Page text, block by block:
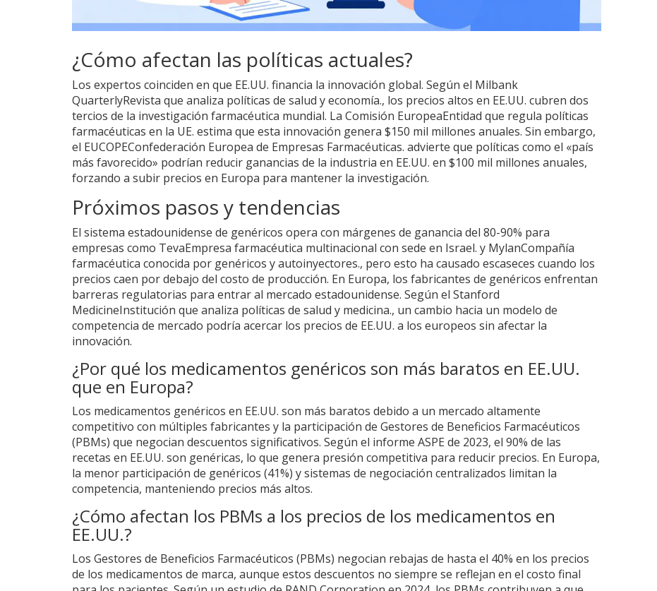
¿Cómo afectan las políticas actuales?
Los expertos coinciden en que EE.UU. financia la innovación global. Según el Milbank
QuarterlyRevista que analiza políticas de salud y economía., los precios altos en EE.UU. cubren dos
tercios de la investigación farmacéutica mundial. La Comisión EuropeaEntidad que regula políticas
farmacéuticas en la UE. estima que esta innovación genera $150 mil millones anuales. Sin embargo,
el EUCOPEConfederación Europea de Empresas Farmacéuticas. advierte que políticas como el «país
más favorecido» podrían reducir ganancias de la industria en EE.UU. en $100 mil millones anuales,
forzando a subir precios en Europa para mantener la investigación.
Próximos pasos y tendencias
El sistema estadounidense de genéricos opera con márgenes de ganancia del 80-90% para
empresas como TevaEmpresa farmacéutica multinacional con sede en Israel. y MylanCompañía
farmacéutica conocida por genéricos y autoinyectores., pero esto ha causado escaseces cuando los
precios caen por debajo del costo de producción. En Europa, los fabricantes de genéricos enfrentan
barreras regulatorias para entrar al mercado estadounidense. Según el Stanford
MedicineInstitución que analiza políticas de salud y medicina., un cambio hacia un modelo de
competencia de mercado podría acercar los precios de EE.UU. a los europeos sin afectar la
innovación.
¿Por qué los medicamentos genéricos son más baratos en EE.UU.
que en Europa?
Los medicamentos genéricos en EE.UU. son más baratos debido a un mercado altamente
competitivo con múltiples fabricantes y la participación de Gestores de Beneficios Farmacéuticos
(PBMs) que negocian descuentos significativos. Según el informe ASPE de 2023, el 90% de las
recetas en EE.UU. son genéricas, lo que genera presión competitiva para reducir precios. En Europa,
la menor participación de genéricos (41%) y sistemas de negociación centralizados limitan la
competencia, manteniendo precios más altos.
¿Cómo afectan los PBMs a los precios de los medicamentos en
EE.UU.?
Los Gestores de Beneficios Farmacéuticos (PBMs) negocian rebajas de hasta el 40% en los precios
de los medicamentos de marca, aunque estos descuentos no siempre se reflejan en el costo final